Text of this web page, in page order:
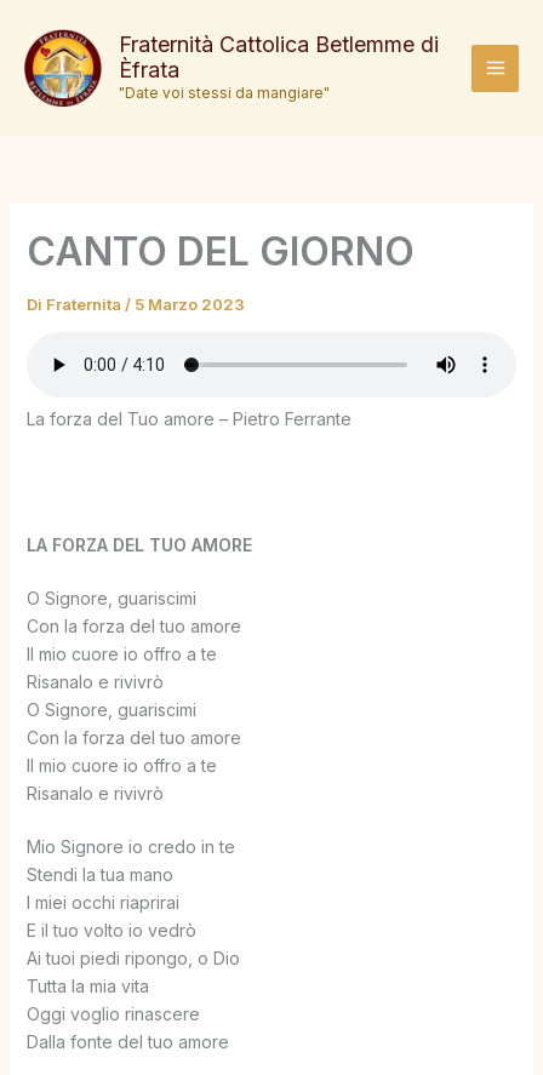
contenuto
Fraternità Cattolica Betlemme di
Èfrata
"Date voi stessi da mangiare"
CANTO DEL GIORNO
Di Fraternita / 5 Marzo 2023
La forza del Tuo amore – Pietro Ferrante
LA FORZA DEL TUO AMORE
O Signore, guariscimi
Con la forza del tuo amore
Il mio cuore io offro a te
Risanalo e rivivrò
O Signore, guariscimi
Con la forza del tuo amore
Il mio cuore io offro a te
Risanalo e rivivrò
Mio Signore io credo in te
Stendi la tua mano
I miei occhi riaprirai
E il tuo volto io vedrò
Ai tuoi piedi ripongo, o Dio
Tutta la mia vita
Oggi voglio rinascere
Dalla fonte del tuo amore